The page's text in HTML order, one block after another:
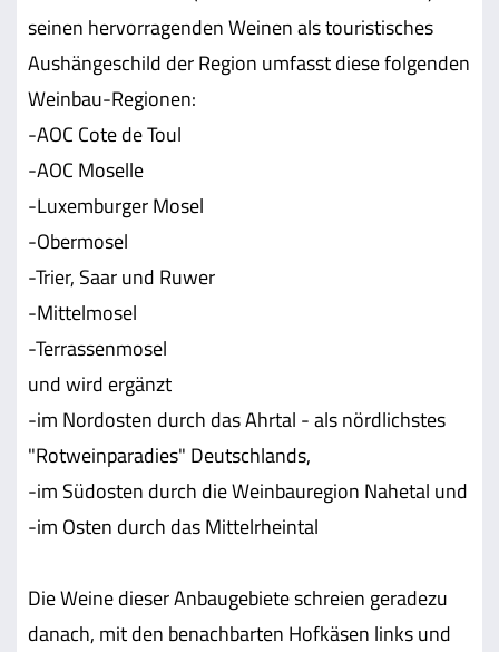
seinen hervorragenden Weinen als touristisches
Aushängeschild der Region umfasst diese folgenden
Weinbau-Regionen:
-AOC Cote de Toul
-AOC Moselle
-Luxemburger Mosel
-Obermosel
-Trier, Saar und Ruwer
-Mittelmosel
-Terrassenmosel
und wird ergänzt
-im Nordosten durch das Ahrtal - als nördlichstes
"Rotweinparadies" Deutschlands,
-im Südosten durch die Weinbauregion Nahetal und
-im Osten durch das Mittelrheintal
Die Weine dieser Anbaugebiete schreien geradezu
danach, mit den benachbarten Hofkäsen links und